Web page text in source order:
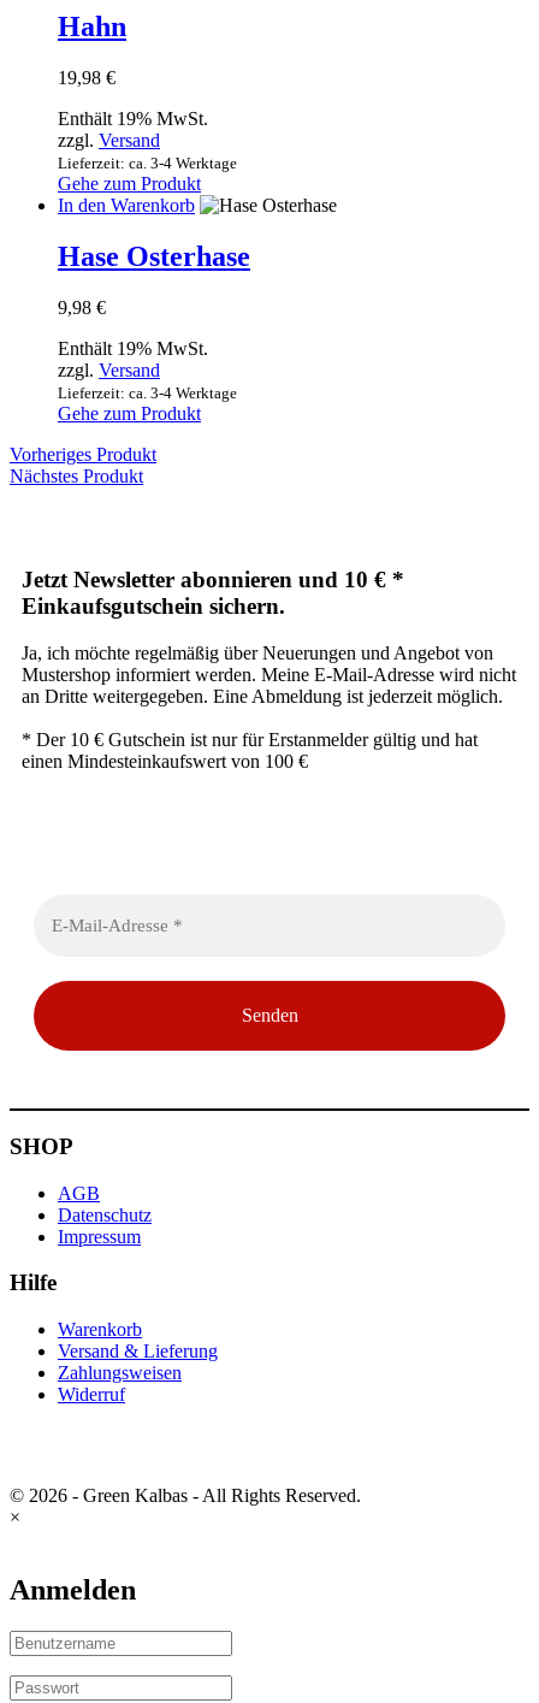
Hahn
19,98 €
Enthält 19% MwSt.
zzgl. Versand
Lieferzeit: ca. 3-4 Werktage
Gehe zum Produkt
In den Warenkorb
Hase Osterhase
9,98 €
Enthält 19% MwSt.
zzgl. Versand
Lieferzeit: ca. 3-4 Werktage
Gehe zum Produkt
Vorheriges Produkt
Nächstes Produkt
Jetzt Newsletter abonnieren und 10 € *
Einkaufsgutschein sichern.
Ja, ich möchte regelmäßig über Neuerungen und Angebot von
Mustershop informiert werden. Meine E-Mail-Adresse wird nicht
an Dritte weitergegeben. Eine Abmeldung ist jederzeit möglich.
* Der 10 € Gutschein ist nur für Erstanmelder gültig und hat
einen Mindesteinkaufswert von 100 €
SHOP
AGB
Datenschutz
Impressum
Hilfe
Warenkorb
Versand & Lieferung
Zahlungsweisen
Widerruf
© 2026 - Green Kalbas - All Rights Reserved.
×
Anmelden